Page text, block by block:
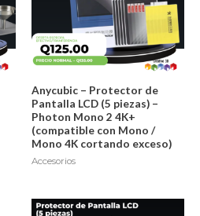
Anycubic – Protector de
Pantalla LCD (5 piezas) –
Photon Mono 2 4K+
(compatible con Mono /
Mono 4K cortando exceso)
Accesorios